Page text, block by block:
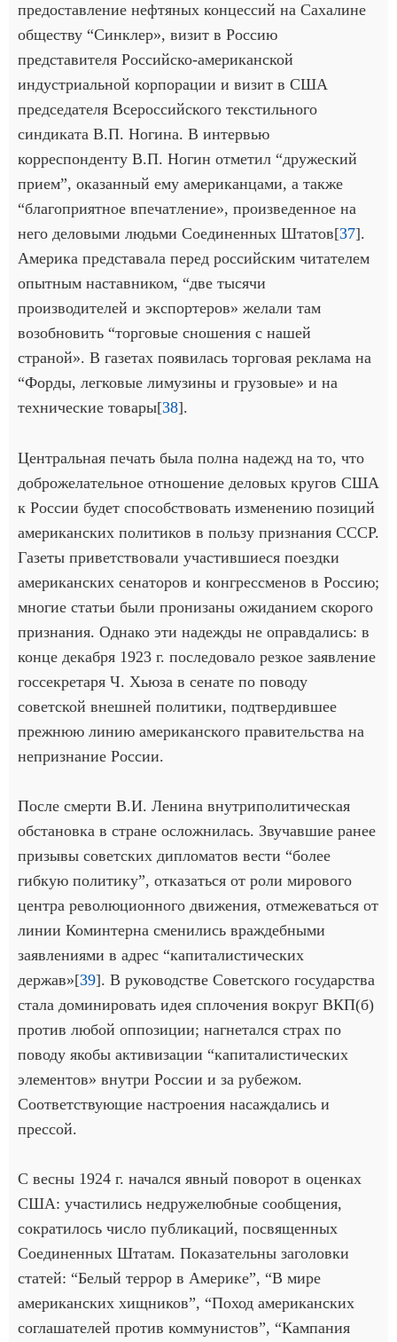
предоставление нефтяных концессий на Сахалине
обществу “Синклер», визит в Россию
представителя Российско-американской
индустриальной корпорации и визит в США
председателя Всероссийского текстильного
синдиката В.П. Ногина. В интервью
корреспонденту В.П. Ногин отметил “дружеский
прием”, оказанный ему американцами, а также
“благоприятное впечатление», произведенное на
него деловыми людьми Соединенных Штатов[37].
Америка представала перед российским читателем
опытным наставником, “две тысячи
производителей и экспортеров» желали там
возобновить “торговые сношения с нашей
страной». В газетах появилась торговая реклама на
“Форды, легковые лимузины и грузовые» и на
технические товары[38].
Центральная печать была полна надежд на то, что
доброжелательное отношение деловых кругов США
к России будет способствовать изменению позиций
американских политиков в пользу признания СССР.
Газеты приветствовали участившиеся поездки
американских сенаторов и конгрессменов в Россию;
многие статьи были пронизаны ожиданием скорого
признания. Однако эти надежды не оправдались: в
конце декабря 1923 г. последовало резкое заявление
госсекретаря Ч. Хьюза в сенате по поводу
советской внешней политики, подтвердившее
прежнюю линию американского правительства на
непризнание России.
После смерти В.И. Ленина внутриполитическая
обстановка в стране осложнилась. Звучавшие ранее
призывы советских дипломатов вести “более
гибкую политику”, отказаться от роли мирового
центра революционного движения, отмежеваться от
линии Коминтерна сменились враждебными
заявлениями в адрес “капиталистических
держав»[39]. В руководстве Советского государства
стала доминировать идея сплочения вокруг ВКП(б)
против любой оппозиции; нагнетался страх по
поводу якобы активизации “капиталистических
элементов» внутри России и за рубежом.
Соответствующие настроения насаждались и
прессой.
С весны 1924 г. начался явный поворот в оценках
США: участились недружелюбные сообщения,
сократилось число публикаций, посвященных
Соединенных Штатам. Показательны заголовки
статей: “Белый террор в Америке”, “В мире
американских хищников”, “Поход американских
соглашателей против коммунистов”, “Кампания